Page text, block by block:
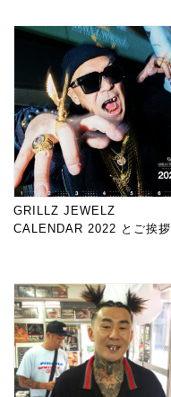
GRILLZ JEWELZ
CALENDAR 2022 とご挨拶